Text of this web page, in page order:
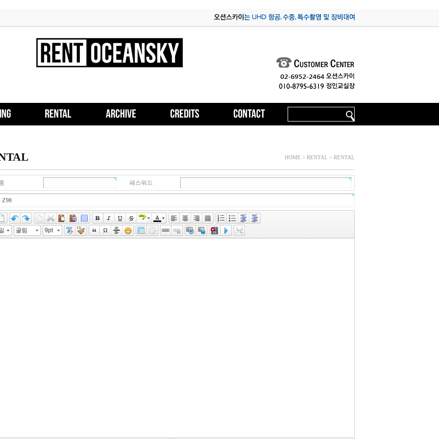
HOME > RENTAL > RENTAL
패스워드
굴림 9pt